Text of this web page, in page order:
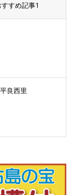
すすめ記事1
良西里